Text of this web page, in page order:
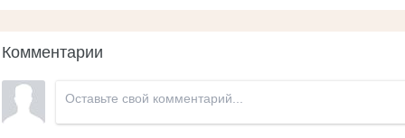
Комментарии